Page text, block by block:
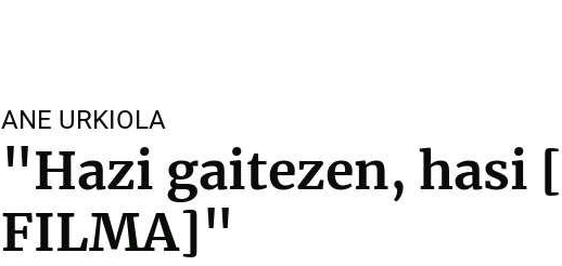
ANE URKIOLA
"Hazi gaitezen, hasi
FILMA]"